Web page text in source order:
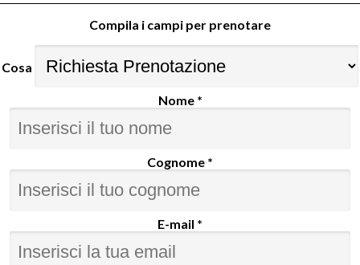
Compila i campi per prenotare
Cosa
Nome *
Cognome *
E-mail *